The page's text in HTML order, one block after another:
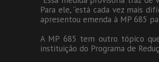
Para ele, “está cada vez mais
apresentou emenda à MP 685
A MP 685 tem outro tópico
instituição do Programa de